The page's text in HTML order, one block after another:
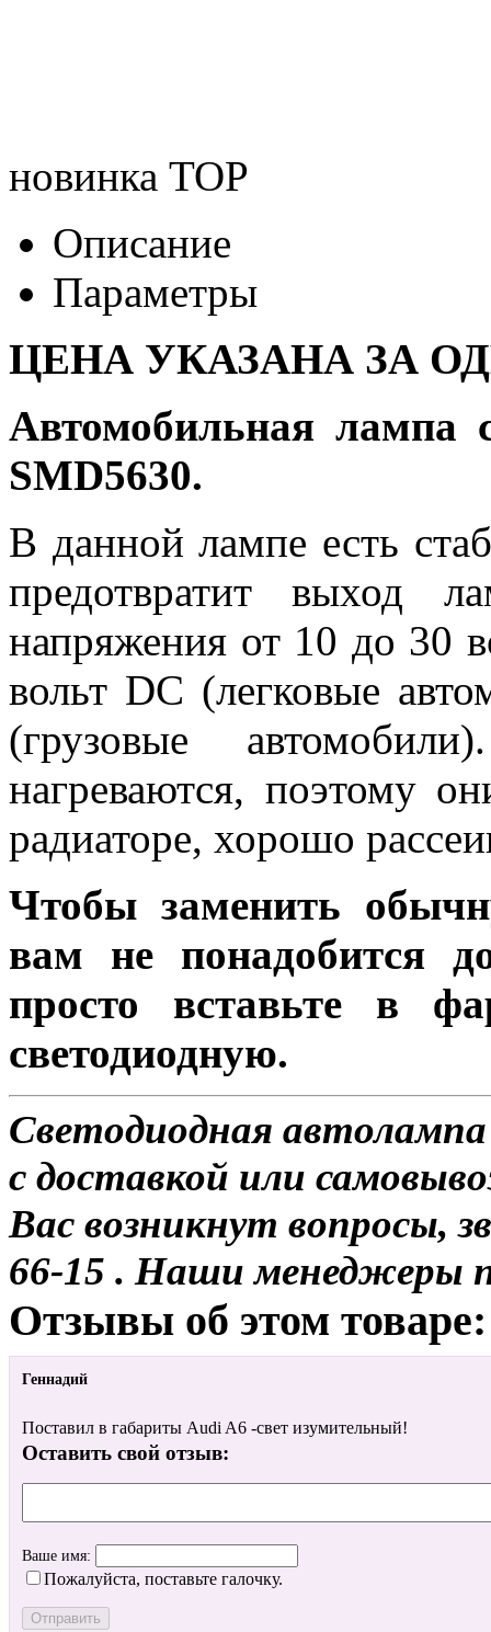
новинка TOP
Описание
Параметры
ЦЕНА УКАЗАНА ЗА
Автомобильная лампа
SMD5630.
В данной лампе есть
предотвратит выход
напряжения от 10 до 30
вольт DC (легковые
(грузовые
нагреваются, поэтому
радиаторе, хорошо
Чтобы заменить
вам не понадобится
просто вставьте в
светодиодную.
Светодиодная
с доставкой или
Вас возникнут вопросы,
66-15 . Наши менеджеры
Отзывы об этом товаре:
Геннадий
Поставил в габариты Audi A6 -свет изумительный!
Оставить свой отзыв:
Ваше имя:
Пожалуйста, поставьте галочку.